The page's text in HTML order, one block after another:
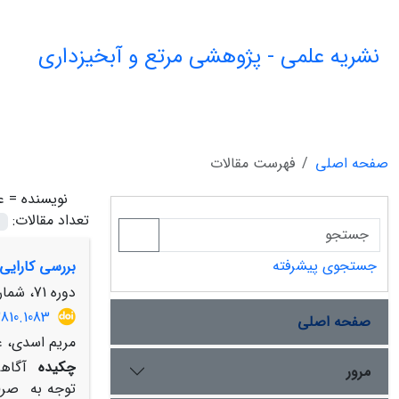
نشریه علمی - پژوهشی مرتع و آبخیزداری
صفحه اصلی
فهرست مقالات
نویسنده =
تعداد مقالات:
بررسی
دوره 71، شماره 1، بهار 1397، صفحه
مریم اسدی،
چکیده
توجه به
جستجوی پیشرفته
صفحه اصلی
مرور